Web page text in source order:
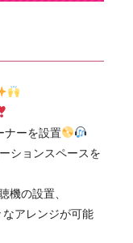
ナーを設置
ションスペースを
機の設置、
アレンジが可能